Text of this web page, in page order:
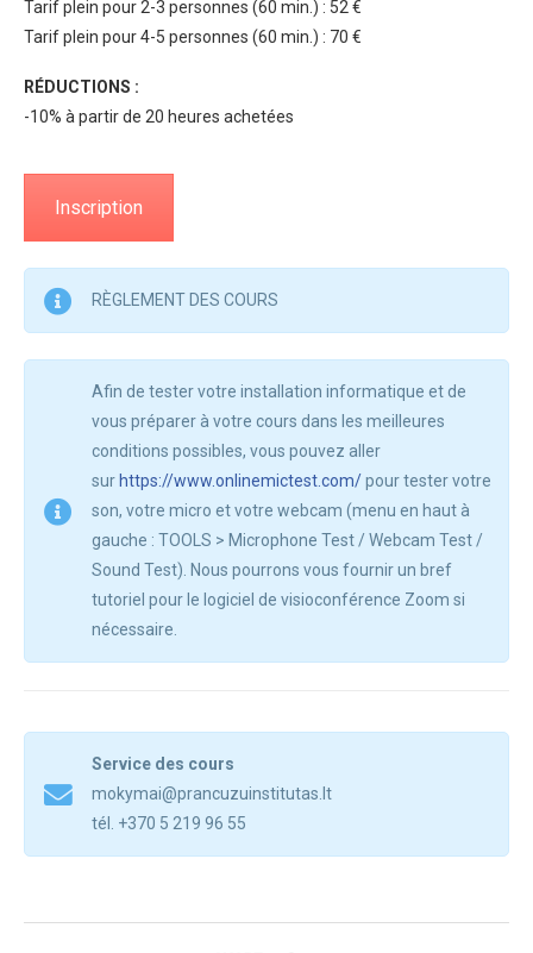
Tarif plein pour 2-3 personnes (60 min.) : 52 €
Tarif plein pour 4-5 personnes (60 min.) : 70 €
RÉDUCTIONS :
-10% à partir de 20 heures achetées
Inscription
RÈGLEMENT DES COURS
Afin de tester votre installation informatique et de
vous préparer à votre cours dans les meilleures
conditions possibles, vous pouvez aller
sur https://www.onlinemictest.com/pour tester votre
son, votre micro et votre webcam (menu en haut à
gauche : TOOLS > Microphone Test / Webcam Test /
Sound Test). Nous pourrons vous fournir un bref
tutoriel pour le logiciel de visioconférence Zoom si
nécessaire.
Service des cours
mokymai@prancuzuinstitutas.lt
tél. +370 5 219 96 55